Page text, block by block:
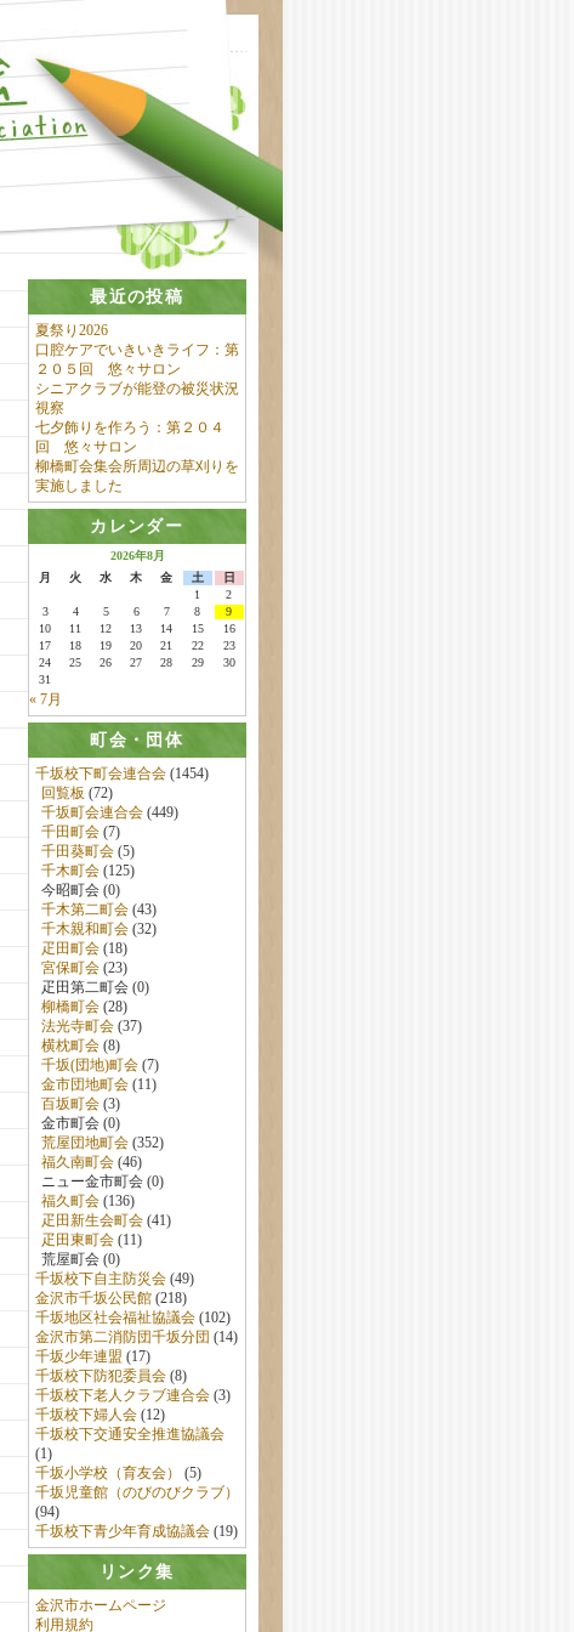
最近の投稿
夏祭り2026
口腔ケアでいきいきライフ：第
２０５回 悠々サロン
シニアクラブが能登の被災状況
視察
七夕飾りを作ろう：第２０４
回 悠々サロン
柳橋町会集会所周辺の草刈りを
実施しました
カレンダー
2026年8月
月
火 水 木 金 土
日
1
2
3
4 5 6 7 8
9
10
11 12 13 14 15
16
17
18 19 20 21 22
23
24
25 26 27 28 29
30
31
« 7月
町会・団体
千坂校下町会連合会(1454)
回覧板 (72)
千坂町会連合会(449)
千田町会(7)
千田葵町会(5)
千木町会(125)
今昭町会 (0)
千木第二町会(43)
千木親和町会(32)
疋田町会(18)
宮保町会(23)
疋田第二町会 (0)
柳橋町会(28)
法光寺町会(37)
横枕町会(8)
千坂(団地)町会(7)
金市団地町会(11)
百坂町会(3)
金市町会 (0)
荒屋団地町会(352)
福久南町会(46)
ニュー金市町会 (0)
福久町会(136)
疋田新生会町会(41)
疋田東町会(11)
荒屋町会 (0)
千坂校下自主防災会(49)
金沢市千坂公民館(218)
千坂地区社会福祉協議会(102)
金沢市第二消防団千坂分団 (14)
千坂少年連盟 (17)
千坂校下防犯委員会(8)
千坂校下老人クラブ連合会(3)
千坂校下婦人会(12)
千坂校下交通安全推進協議会
(1)
千坂小学校（育友会）
(5)
千坂児童館（のびのびクラブ）
(94)
千坂校下青少年育成協議会(19)
リンク集
金沢市ホームページ
利用規約